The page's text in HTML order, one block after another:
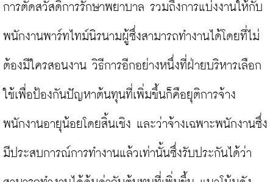
การตัดสวัสดิการรักษาพยาบาล รวมถึงการแบ่งงานให้กับ
พนักงานพาร์ทไทม์นิรนามผู้ซึ่งสามารถทำงานได้โดยที่ไม่
ต้องมีใครสอนงาน วิธีการอีกอย่างหนึ่งที่ฝ่ายบริหารเลือก
ใช้เพื่อป้องกันปัญหาต้นทุนที่เพิ่มขึ้นก็คือยุติการจ้าง
พนักงานอายุน้อยโดยสิ้นเชิง และว่าจ้างเฉพาะพนักงานซึ่ง
มีประสบการณ์การทำงานแล้วเท่านั้นซึ่งรับประกันได้ว่า